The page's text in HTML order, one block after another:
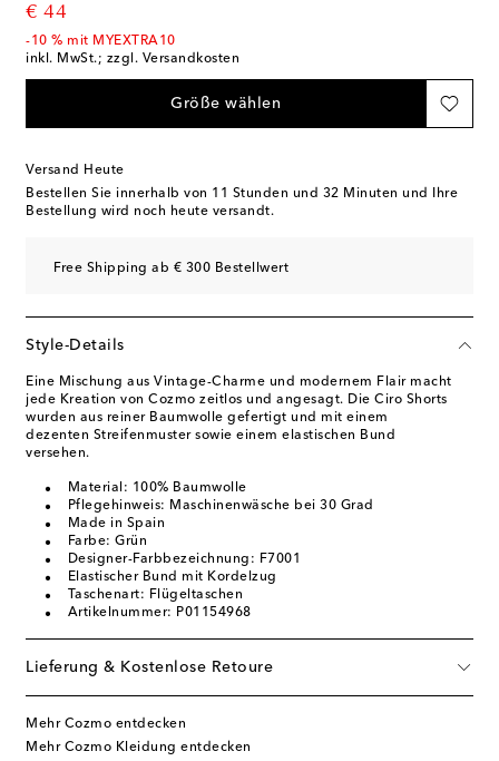
€ 44
original price
-10 % mit MYEXTRA10
inkl. MwSt.; zzgl. Versandkosten
Größe wählen
Versand Heute
Bestellen Sie innerhalb von 11 Stunden und 32 Minuten und Ihre
Bestellung wird noch heute versandt.
Free Shipping ab € 300 Bestellwert
Style-Details
Eine Mischung aus Vintage-Charme und modernem Flair macht
jede Kreation von Cozmo zeitlos und angesagt. Die Ciro Shorts
wurden aus reiner Baumwolle gefertigt und mit einem
dezenten Streifenmuster sowie einem elastischen Bund
versehen.
Material: 100% Baumwolle
Pflegehinweis: Maschinenwäsche bei 30 Grad
Made in Spain
Farbe: Grün
Designer-Farbbezeichnung: F7001
Elastischer Bund mit Kordelzug
Taschenart: Flügeltaschen
Artikelnummer: P01154968
Lieferung & Kostenlose Retoure
Mehr Cozmo entdecken
Mehr Cozmo Kleidung entdecken